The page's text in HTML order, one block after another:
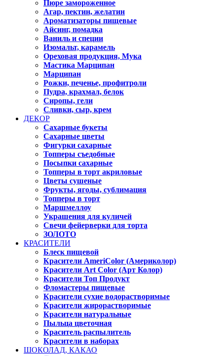
Пюре замороженное
Агар, пектин, желатин
Ароматизаторы пищевые
Айсинг, помадка
Ваниль и специи
Изомальт, карамель
Ореховая продукция, Мука
Мастика Марципан
Марципан
Рожки, печенье, профитроли
Пудра, крахмал, белок
Сиропы, гели
Сливки, сыр, крем
ДЕКОР
Сахарные букеты
Сахарные цветы
Фигурки сахарные
Топперы съедобные
Посыпки сахарные
Топперы в торт акриловые
Цветы сушеные
Фрукты, ягоды, сублимация
Топперы в торт
Маршмеллоу
Украшения для куличей
Свечи фейерверки для торта
ЗОЛОТО
КРАСИТЕЛИ
Блеск пищевой
Красители AmeriColor (Америколор)
Красители Art Color (Арт Колор)
Красители Топ Продукт
Фломастеры пищевые
Красители сухие водорастворимые
Красители жирорастворимые
Красители натуральные
Пыльца цветочная
Краситель распылитель
Красители в наборах
ШОКОЛАД, КАКАО